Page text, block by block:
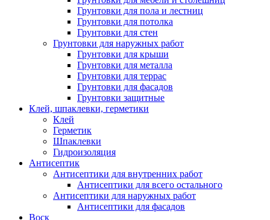
Грунтовки для пола и лестниц
Грунтовки для потолка
Грунтовки для стен
Грунтовки для наружных работ
Грунтовки для крыши
Грунтовки для металла
Грунтовки для террас
Грунтовки для фасадов
Грунтовки защитные
Клей, шпаклевки, герметики
Клей
Герметик
Шпаклевки
Гидроизоляция
Антисептик
Антисептики для внутренних работ
Антисептики для всего остального
Антисептики для наружных работ
Антисептики для фасадов
Воск